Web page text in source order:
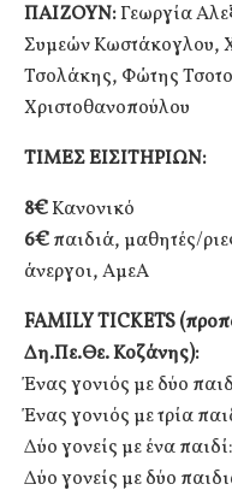
ΠΑΙΖΟΥΝ:Γεωργία
Συμεών Κωστάκογλου,
Τσολάκης, Φώτης
Χριστοθανοπούλου
ΤΙΜΕΣ ΕΙΣΙΤΗΡΙΩΝ:
8€Κανονικό
6€παιδιά, μαθητές/
άνεργοι, ΑμεΑ
FAMILYTICKETS
Δη.Πε.Θε. Κοζάνης):
Ένας γονιός με δύο
Ένας γονιός με τρία
Δύο γονείς με ένα
Δύο γονείς με δύο